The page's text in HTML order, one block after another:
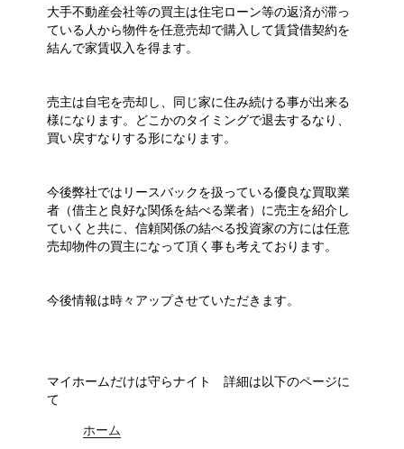
大手不動産会社等の買主は住宅ローン等の返済が滞っ
ている人から物件を任意売却で購入して賃貸借契約を
結んで家賃収入を得ます。
売主は自宅を売却し、同じ家に住み続ける事が出来る
様になります。どこかのタイミングで退去するなり、
買い戻すなりする形になります。
今後弊社ではリースバックを扱っている優良な買取業
者（借主と良好な関係を結べる業者）に売主を紹介し
ていくと共に、信頼関係の結べる投資家の方には任意
売却物件の買主になって頂く事も考えております。
今後情報は時々アップさせていただきます。
マイホームだけは守らナイト 詳細は以下のページに
て
ホーム